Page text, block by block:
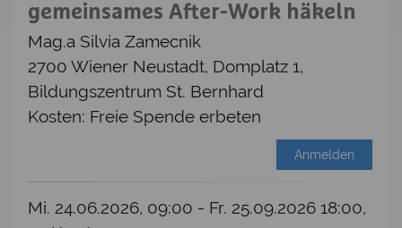
gemeinsames After-Work häkeln
Mag.a Silvia Zamecnik
2700 Wiener Neustadt, Domplatz 1,
Bildungszentrum St. Bernhard
Kosten: Freie Spende erbeten
Anmelden
Mi. 24.06.2026, 09:00 - Fr. 25.09.2026 18:00,